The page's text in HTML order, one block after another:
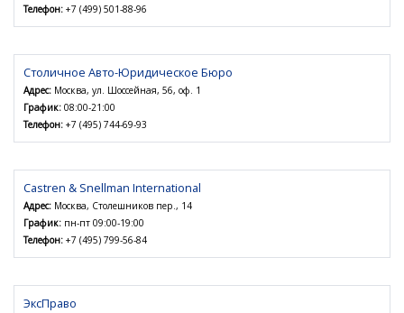
Телефон: +7 (499) 501-88-96
Столичное Авто-Юридическое Бюро
Адрес: Москва, ул. Шоссейная, 56, оф. 1
График: 08:00-21:00
Телефон: +7 (495) 744-69-93
Castren & Snellman International
Адрес: Москва, Столешников пер., 14
График: пн-пт 09:00-19:00
Телефон: +7 (495) 799-56-84
ЭксПраво